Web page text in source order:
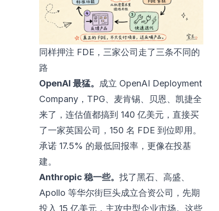
同样押注 FDE，三家公司走了三条不同的
路
OpenAI 最猛。 成立 OpenAI Deployment
Company，TPG、麦肯锡、贝恩、凯捷全
来了，连估值都搞到 140 亿美元，直接买
了一家英国公司，150 名 FDE 到位即用。
承诺 17.5% 的最低回报率，更像在投基
建。
Anthropic 稳一些。 找了黑石、高盛、
Apollo 等华尔街巨头成立合资公司，先期
投入 15 亿美元，主攻中型企业市场。这些